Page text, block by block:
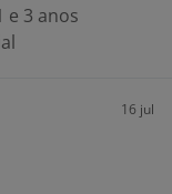
e 3 anos
16 jul